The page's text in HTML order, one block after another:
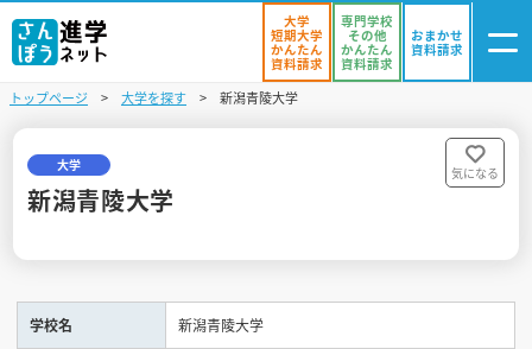
資料リスト
進学イベント
大学
短期大学
かんたん
資料請求
専門学校
その他
かんたん
資料請求
おまかせ
資料請求
トップページ 大学を探す 新潟青陵大学
大学
新潟青陵大学
気になる
学校名 新潟青陵大学